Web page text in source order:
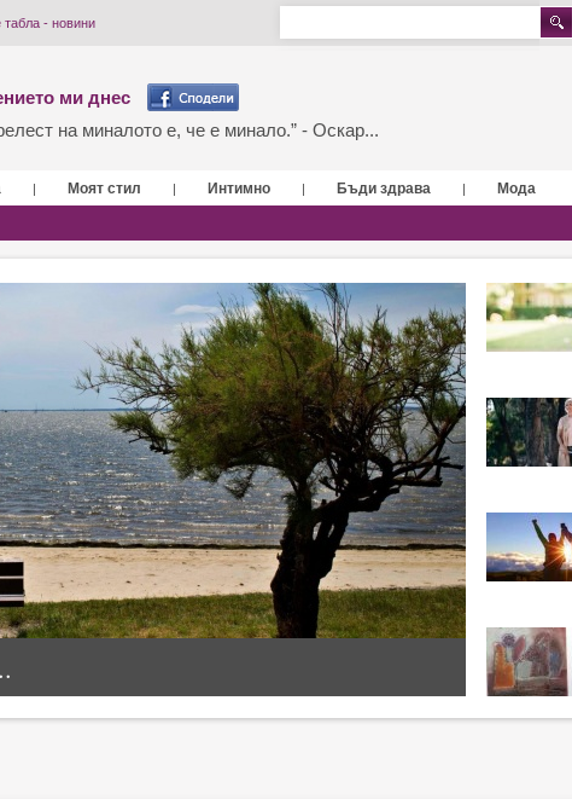
табла - новини
ми днес
на миналото е, че е минало.” - Оскар...
| Моят стил | Интимно | Бъди здрава | Мода